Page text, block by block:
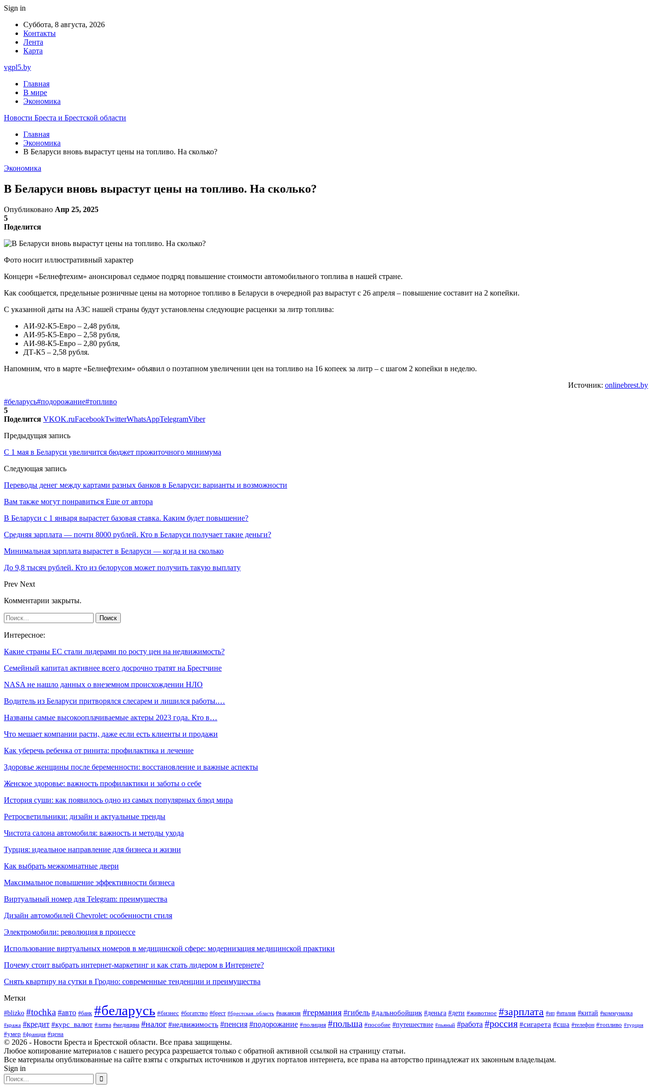
Sign in
Суббота, 8 августа, 2026
Контакты
Лента
Карта
vgpl5.by
Главная
В мире
Экономика
Новости Бреста и Брестской области
Главная
Экономика
В Беларуси вновь вырастут цены на топливо. На сколько?
Экономика
В Беларуси вновь вырастут цены на топливо. На сколько?
Опубликовано Апр 25, 2025
5
Поделится
Фото носит иллюстративный характер
Концерн «Белнефтехим» анонсировал седьмое подряд повышение стоимости автомобильного топлива в нашей стране.
Как сообщается, предельные розничные цены на моторное топливо в Беларуси в очередной раз вырастут с 26 апреля – повышение составит на 2 копейки.
С указанной даты на АЗС нашей страны будут установлены следующие расценки за литр топлива:
АИ-92-К5-Евро – 2,48 рубля,
АИ-95-К5-Евро – 2,58 рубля,
АИ-98-К5-Евро – 2,80 рубля,
ДТ-К5 – 2,58 рубля.
Напомним, что в марте «Белнефтехим» объявил о поэтапном увеличении цен на топливо на 16 копеек за литр – с шагом 2 копейки в неделю.
Источник: onlinebrest.by
#беларусь#подорожание#топливо
5
Поделится VKOK.ruFacebookTwitterWhatsAppTelegramViber
Предыдущая запись
С 1 мая в Беларуси увеличится бюджет прожиточного минимума
Следующая запись
Переводы денег между картами разных банков в Беларуси: варианты и возможности
Вам также могут понравиться Еще от автора
В Беларуси с 1 января вырастет базовая ставка. Каким будет повышение?
Средняя зарплата — почти 8000 рублей. Кто в Беларуси получает такие деньги?
Минимальная зарплата вырастет в Беларуси — когда и на сколько
До 9,8 тысяч рублей. Кто из белорусов может получить такую выплату
Prev Next
Комментарии закрыты.
Интересное:
Какие страны ЕС стали лидерами по росту цен на недвижимость?
Семейный капитал активнее всего досрочно тратят на Брестчине
NASA не нашло данных о внеземном происхождении НЛО
Водитель из Беларуси притворялся слесарем и лишился работы.…
Названы самые высокооплачиваемые актеры 2023 года. Кто в…
Что мешает компании расти, даже если есть клиенты и продажи
Как уберечь ребенка от ринита: профилактика и лечение
Здоровье женщины после беременности: восстановление и важные аспекты
Женское здоровье: важность профилактики и заботы о себе
История суши: как появилось одно из самых популярных блюд мира
Ретросветильники: дизайн и актуальные тренды
Чистота салона автомобиля: важность и методы ухода
Турция: идеальное направление для бизнеса и жизни
Как выбрать межкомнатные двери
Максимальное повышение эффективности бизнеса
Виртуальный номер для Telegram: преимущества
Дизайн автомобилей Chevrolet: особенности стиля
Электромобили: революция в процессе
Использование виртуальных номеров в медицинской сфере: модернизация медицинской практики
Почему стоит выбрать интернет-маркетинг и как стать лидером в Интернете?
Снять квартиру на сутки в Гродно: современные тенденции и преимущества
Метки
#blizko #tochka #авто #банк #беларусь #бизнес #богатство #брест #брестская_область #вакансия #германия #гибель #дальнобойщик #деньга #дети #животное #зарплата #ип #италия #китай #коммуналка
#кража #кредит #курс_валют #литва #медицина #налог #недвижимость #пенсия #подорожание #полиция #польша #пособие #путешествие #пьяный #работа #россия #сигарета #сша #телефон #топливо #турция
#умер #франция #цена
© 2026 - Новости Бреста и Брестской области. Все права защищены.
Любое копирование материалов с нашего ресурса разрешается только с обратной активной ссылкой на страницу статьи.
Все материалы опубликованные на сайте взяты с открытых источников и других порталов интернета, все права на авторство принадлежат их законным владельцам.
Sign in